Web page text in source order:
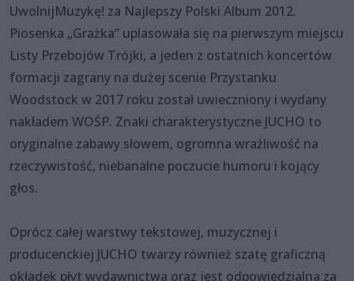
UwolnijMuzykę! za Najlepszy Polski Album 2012.
Piosenka „Grażka” uplasowała się na pierwszym miejscu
Listy Przebojów Trójki, a jeden z ostatnich koncertów
formacji zagrany na dużej scenie Przystanku
Woodstock w 2017 roku został uwieczniony i wydany
nakładem WOŚP. Znaki charakterystyczne JUCHO to
oryginalne zabawy słowem, ogromna wrażliwość na
rzeczywistość, niebanalne poczucie humoru i kojący
głos.
Oprócz całej warstwy tekstowej, muzycznej i
producenckiej JUCHO twarzy również szatę graficzną
okładek płyt wydawnictwa oraz jest odpowiedzialna za